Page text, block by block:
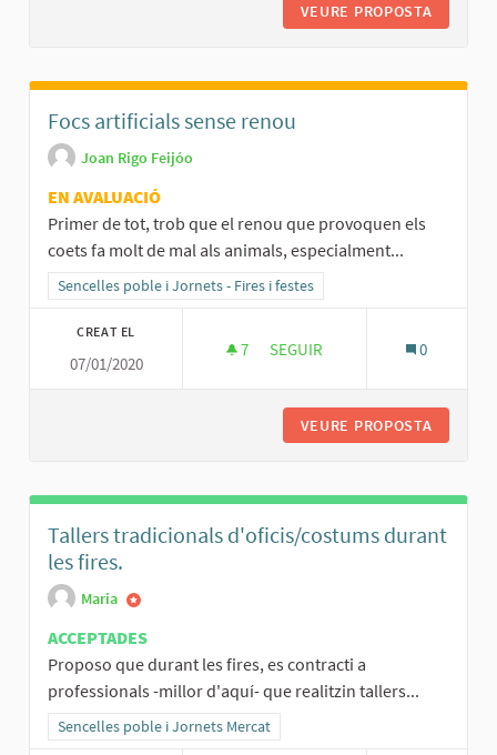
VEURE PROPOSTA
Focs artificials sense renou
Joan Rigo Feijóo
EN AVALUACIÓ
Primer de tot, trob que el renou que provoquen els
coets fa molt de mal als animals, especialment...
Resultats al filtrar per la categoria: Sencelles poble i Jornets -
Sencelles poble i Jornets - Fires i festes
CREAT EL
07/01/2020
7 7 SEGUIDORES
SEGUIR 0
VEURE PROPOSTA
Tallers tradicionals d'oficis/costums durant
les fires.
Maria
ACCEPTADES
Proposo que durant les fires, es contracti a
professionals -millor d'aquí- que realitzin tallers...
Resultats al filtrar per la categoria: Sencelles poble i Jornets
Sencelles poble i Jornets Mercat